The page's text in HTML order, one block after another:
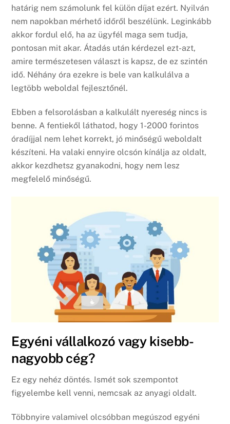
határig nem számolunk fel külön díjat ezért. Nyilván
nem napokban mérhető időről beszélünk. Leginkább
akkor fordul elő, ha az ügyfél maga sem tudja,
pontosan mit akar. Átadás után kérdezel ezt-azt,
amire természetesen választ is kapsz, de ez szintén
idő. Néhány óra ezekre is bele van kalkulálva a
legtöbb weboldal fejlesztőnél.
Ebben a felsorolásban a kalkulált nyereség nincs is
benne. A fentiekől láthatod, hogy 1-2000 forintos
óradíjjal nem lehet korrekt, jó minőségű weboldalt
készíteni. Ha valaki ennyire olcsón kínálja az oldalt,
akkor kezdhetsz gyanakodni, hogy nem lesz
megfelelő minőségű.
Egyéni vállalkozó vagy kisebb-
nagyobb cég?
Ez egy nehéz döntés. Ismét sok szempontot
figyelembe kell venni, nemcsak az anyagi oldalt.
Többnyire valamivel olcsóbban megúszod egyéni